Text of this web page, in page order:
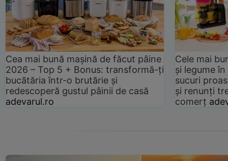
Cea mai bună mașină de făcut pâine
2026 – Top 5 + Bonus: transformă-ți
bucătăria într-o brutărie și
redescoperă gustul pâinii de casă
adevarul.ro
Cele mai
și legume
sucuri
și renunți
comerț